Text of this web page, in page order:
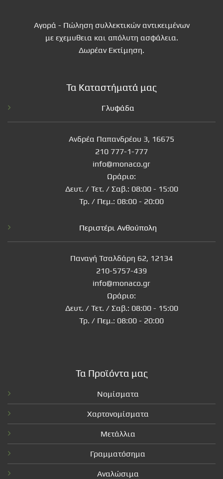
Αγορά - Πώληση συλλεκτικών αντικειμένων
με εχεμυθεια και απόλυτη ασφάλεια.
Δωρέαν Εκτίμηση.
Τα Καταστήματά μας
Γλυφάδα
Ανδρέα Παπανδρέου 3, 16675
210 777-1-777
info@monaco.gr
Ωράριο:
Δευτ. / Τετ. / Σαβ.: 08:00 - 15:00
Τρ. / Πεμ.: 08:00 - 20:00
Περιστέρι Ανθούπολη
Παναγή Τσαλδάρη 62, 12134
210-5757-439
info@monaco.gr
Ωράριο:
Δευτ. / Τετ. / Σαβ.: 08:00 - 15:00
Τρ. / Πεμ.: 08:00 - 20:00
Τα Προϊόντα μας
Νομίσματα
Χαρτονομίσματα
Μετάλλια
Γραμματόσημα
Αναλώσιμα